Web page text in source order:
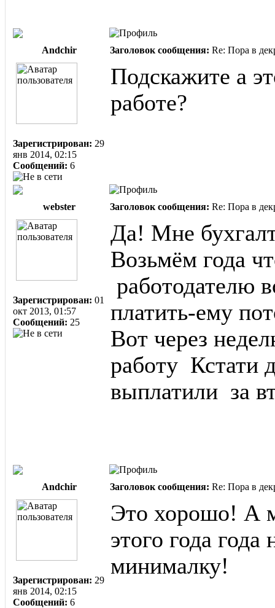
Andchir Заголовок сообщения: Re: Пора в
Зарегистрирован: 29
янв 2014, 02:15
Сообщений: 6
Подскажите а
работе?
webster Заголовок сообщения: Re: Пора в
Зарегистрирован: 01
окт 2013, 01:57
Сообщений: 25
Да! Мне
Возьмём года
работодателю
платить-ему
Вот через
работу Кстати
выплатили за
Andchir Заголовок сообщения: Re: Пора в
Зарегистрирован: 29
янв 2014, 02:15
Сообщений: 6
Это хорошо! А
этого года
минималку!